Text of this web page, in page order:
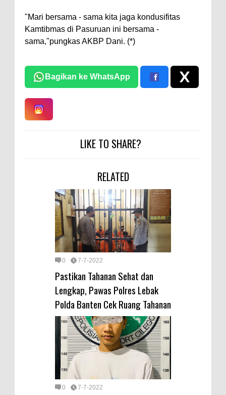
"Mari bersama - sama kita jaga kondusifitas
Kamtibmas di Pasuruan ini bersama -
sama,"pungkas AKBP Dani. (*)
Bagikan ke WhatsApp
LIKE TO SHARE?
RELATED
0 7-7-2022
Pastikan Tahanan Sehat dan
Lengkap, Pawas Polres Lebak
Polda Banten Cek Ruang Tahanan
0 7-7-2022